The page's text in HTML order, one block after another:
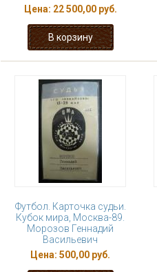
Цена: 22 500,00 руб.
Футбол. Карточка судьи.
Кубок мира, Москва-89.
Морозов Геннадий
Васильевич
Цена: 500,00 руб.